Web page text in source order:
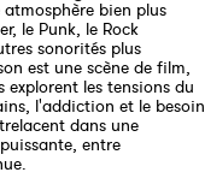
bien plus
le Punk, le Rock
sonorités plus
est une scène de film,
explorent les tensions du
l'addiction et le besoin
dans une
entre